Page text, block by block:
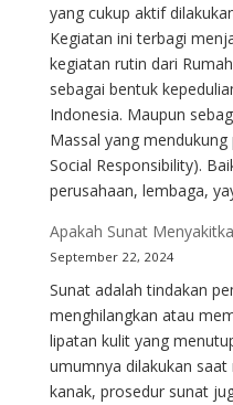
yang cukup aktif
Kegiatan ini terbagi
kegiatan rutin dari
sebagai bentuk
Indonesia. Maupun
Massal yang mendukung
Social Responsibility).
perusahaan, lembaga,
Apakah Sunat
September 22, 2024
Sunat adalah tindakan
menghilangkan atau
lipatan kulit yang
umumnya dilakukan
kanak, prosedur sunat